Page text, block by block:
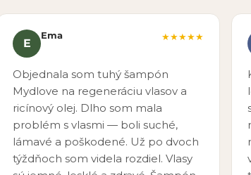
E
Ema ★★★★★
Objednala som tuhý šampón
Mydlove na regeneráciu vlasov a
ricínový olej. Dlho som mala
problém s vlasmi — boli suché,
lámavé a poškodené. Už po dvoch
týždňoch som videla rozdiel. Vlasy